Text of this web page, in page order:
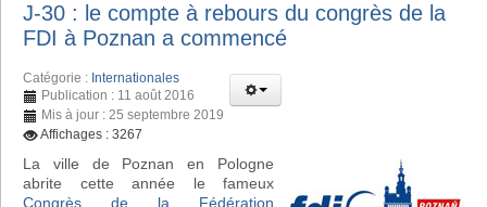
J-30 : le compte à rebours du congrès de la
FDI à Poznan a commencé
Catégorie : Internationales
Publication : 11 août 2016
Mis à jour : 25 septembre 2019
Affichages : 3267
La ville de Poznan en Pologne
abrite cette année le fameux
Congrès de la Fédération